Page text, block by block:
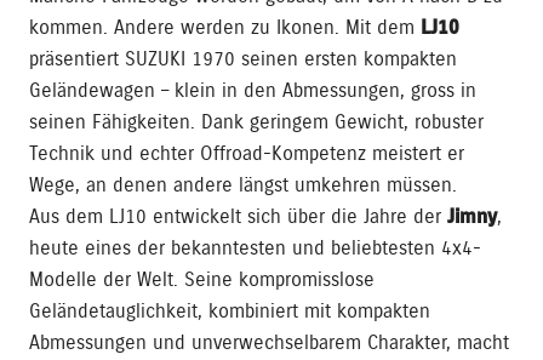
kommen. Andere werden zu Ikonen. Mit dem LJ10
präsentiert SUZUKI 1970 seinen ersten kompakten
Geländewagen – klein in den Abmessungen, gross in
seinen Fähigkeiten. Dank geringem Gewicht, robuster
Technik und echter Offroad-Kompetenz meistert er
Wege, an denen andere längst umkehren müssen.
Aus dem LJ10 entwickelt sich über die Jahre der Jimny,
heute eines der bekanntesten und beliebtesten 4x4-
Modelle der Welt. Seine kompromisslose
Geländetauglichkeit, kombiniert mit kompakten
Abmessungen und unverwechselbarem Charakter, macht